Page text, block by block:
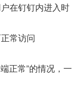
在钉钉内进入时
常访问
正常”的情况，一